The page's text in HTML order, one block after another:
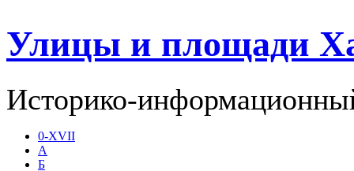
Улицы и площади
Историко-
0-XVII
А
Б